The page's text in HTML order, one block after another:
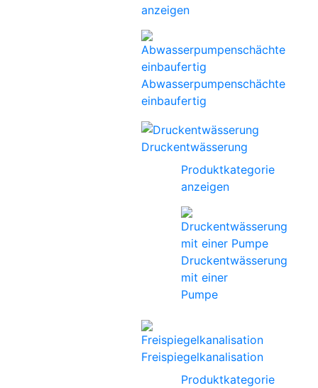
anzeigen
Abwasserpumpenschächte
einbaufertig
Druckentwässerung
Produktkategorie
anzeigen
Druckentwässerung
mit einer
Pumpe
Freispiegelkanalisation
Produktkategorie